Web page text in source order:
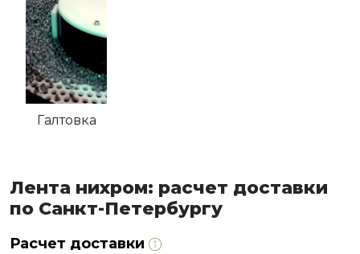
Галтовка
Лента нихром: расчет доставки
по Санкт-Петербургу
Расчет доставки